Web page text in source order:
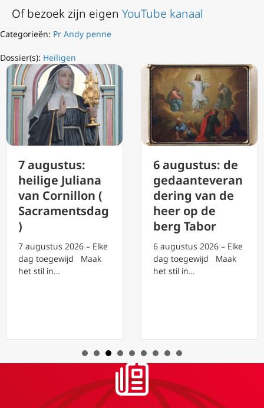
Of bezoek zijn eigen YouTube kanaal
Categorieën: Pr Andy penne
Dossier(s): Heiligen
7 augustus:
heilige Juliana
van Cornillon (
Sacramentsdag
)
7 augustus 2026 – Elke
dag toegewijd Maak
het stil in…
6 augustus: de
gedaanteveran
dering van de
heer op de
berg Tabor
6 augustus 2026 – Elke
dag toegewijd Maak
het stil in…